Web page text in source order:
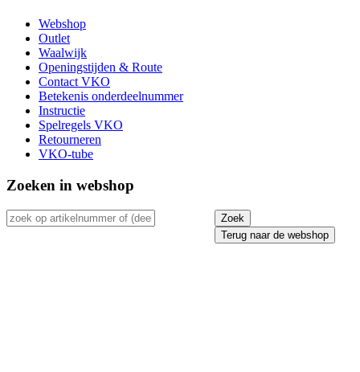
Webshop
Outlet
Waalwijk
Openingstijden & Route
Contact VKO
Betekenis onderdeelnummer
Instructie
Spelregels VKO
Retourneren
VKO-tube
Zoeken in webshop
Terug naar de webshop